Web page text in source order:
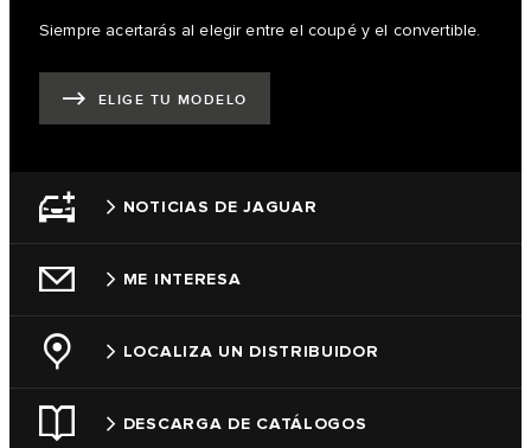
Siempre acertarás al elegir entre el coupé y el convertible.
ELIGE TU MODELO
NOTICIAS DE JAGUAR
ME INTERESA
LOCALIZA UN DISTRIBUIDOR
DESCARGA DE CATÁLOGOS